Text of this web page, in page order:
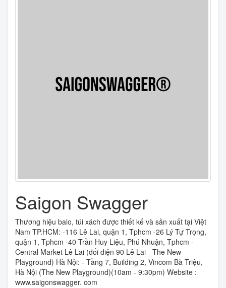
Saigon Swagger
Thương hiệu balo, túi xách được thiết kế và sản xuất tại Việt
Nam TP.HCM: -116 Lê Lai, quận 1, Tphcm -26 Lý Tự Trọng,
quận 1, Tphcm -40 Trần Huy Liệu, Phú Nhuận, Tphcm -
Central Market Lê Lai (đối diện 90 Lê Lai - The New
Playground) Hà Nội: - Tầng 7, Building 2, Vincom Bà Triệu,
Hà Nội (The New Playground)(10am - 9:30pm) Website :
www.saigonswagger. com